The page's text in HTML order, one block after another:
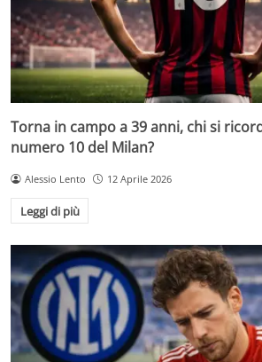
Torna in campo a 39 anni, chi si
numero 10 del Milan?
Alessio Lento 12 Aprile 2026
Leggi di più